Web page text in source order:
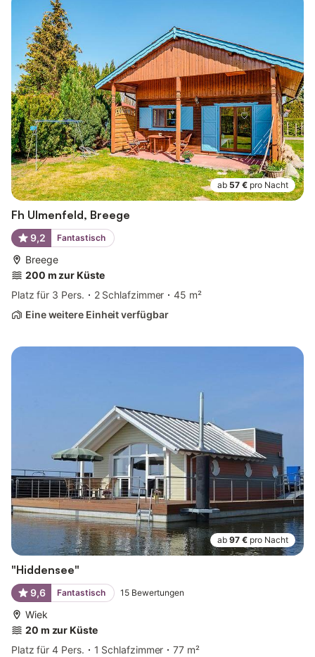
ab 57 € pro Nacht
Fh Ulmenfeld, Breege
9,2 Fantastisch
Breege
200 m zur Küste
Platz für 3 Pers.
2 Schlafzimmer
45 m²
Eine weitere Einheit verfügbar
ab 97 € pro Nacht
"Hiddensee"
9,6 Fantastisch 15 Bewertungen
Wiek
20 m zur Küste
Platz für 4 Pers.
1 Schlafzimmer 77 m²